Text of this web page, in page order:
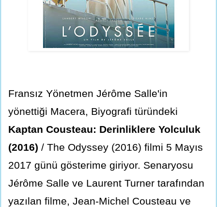
Fransız Yönetmen Jérôme Salle'in
yönettiği Macera, Biyografi türündeki
Kaptan Cousteau: Derinliklere Yolculuk
(2016) / The Odyssey (2016) filmi 5 Mayıs
2017 günü gösterime giriyor. Senaryosu
Jérôme Salle ve Laurent Turner tarafından
yazılan filme, Jean-Michel Cousteau ve